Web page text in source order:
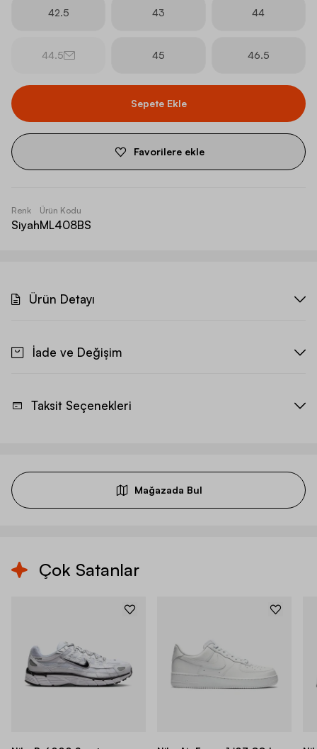
42.5 43 44
44.5 45 46.5
Sepete Ekle
Favorilere ekle
Renk
Siyah
Ürün Kodu
ML408BS
Ürün Detayı
İade ve Değişim
Taksit Seçenekleri
Mağazada Bul
Çok Satanlar